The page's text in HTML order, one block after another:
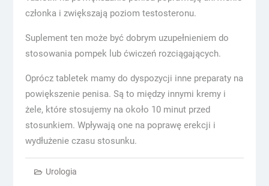
członka i zwiększają poziom testosteronu.
Suplement ten może być dobrym uzupełnieniem do
stosowania pompek lub ćwiczeń rozciągających.
Oprócz tabletek mamy do dyspozycji inne preparaty na
powiększenie penisa. Są to między innymi kremy i
żele, które stosujemy na około 10 minut przed
stosunkiem. Wpływają one na poprawę erekcji i
wydłużenie czasu stosunku.
Urologia